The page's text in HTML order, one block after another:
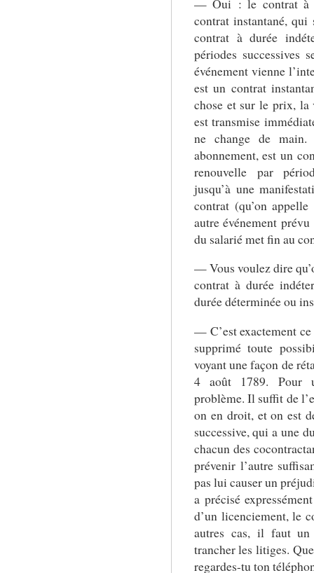
— Oui : le contrat à
contrat instantané, qui
contrat à durée
périodes successives
événement vienne
est un contrat
chose et sur le prix, la
est transmise
ne change de
abonnement, est un
renouvelle par
jusqu’à une
contrat (qu’on appelle
autre événement
du salarié met fin au
— Vous voulez dire
contrat à durée
durée déterminée ou
— C’est exactement
supprimé toute
voyant une façon de
4 août 1789. Pour
problème. Il suffit de
on en droit, et on est
successive, qui a une
chacun des
prévenir l’autre
pas lui causer un
a précisé
d’un licenciement, le
autres cas, il faut
trancher les litiges.
regardes-tu ton